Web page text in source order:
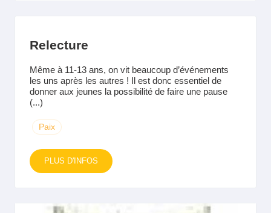
Relecture
Même à 11-13 ans, on vit beaucoup d’événements
les uns après les autres ! Il est donc essentiel de
donner aux jeunes la possibilité de faire une pause
(...)
Paix
PLUS D'INFOS